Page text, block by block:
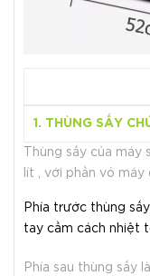
1. THÙNG SẤY
Thùng sấy của máy
lít , với phần vỏ
Phía trước thùng
tay cầm cách nhiệt
Phía sau thùng sấy